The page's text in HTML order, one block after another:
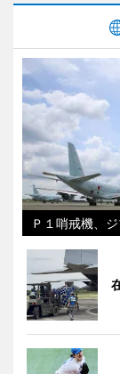
Ｐ１哨戒機、